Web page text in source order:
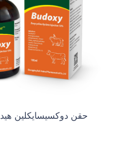
حقن دوكسيسايكلين